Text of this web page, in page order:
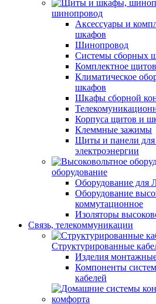
шинопровод
Аксессуары и
шкафов
Шинопровод
Системы сборных
Комплектное
Климатическое
шкафов
Шкафы сборной
Корпуса щитов и
Клеммные зажимы
Щиты и панели для
электроэнергии
оборудование
Оборудование для
Оборудование
коммутационное
Изоляторы
Связь, телекоммуникации
Структурированные
Изделия
Компоненты
кабелей